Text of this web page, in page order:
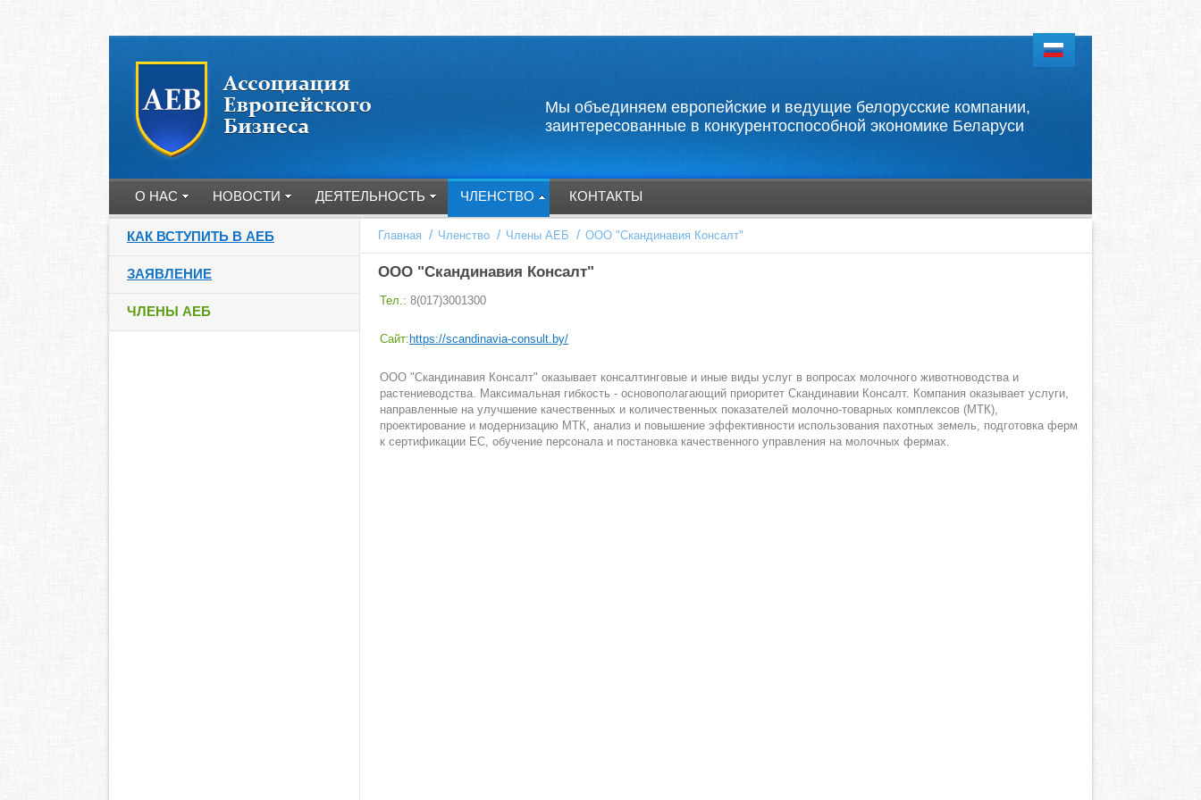
О НАС НОВОСТИ ДЕЯТЕЛЬНОСТЬ ЧЛЕНСТВО КОНТАКТЫ
Мы объединяем европейские и ведущие белорусские компании,
заинтересованные в конкурентоспособной экономике Беларуси
КАК ВСТУПИТЬ В АЕБ
ЗАЯВЛЕНИЕ
ЧЛЕНЫ АЕБ
Главная / Членство / Члены АЕБ / ООО "Скандинавия Консалт"
ООО "Скандинавия Консалт"
Тел.: 8(017)3001300
Cайт: https://scandinavia-consult.by/
ООО "Скандинавия Консалт" оказывает консалтинговые и иные виды услуг в вопросах молочного животноводства и
растениеводства. Максимальная гибкость - основополагающий приоритет Скандинавии Консалт. Компания оказывает услуги,
направленные на улучшение качественных и количественных показателей молочно-товарных комплексов (МТК),
проектирование и модернизацию МТК, анализ и повышение эффективности использования пахотных земель, подготовка ферм
к сертификации ЕС, обучение персонала и постановка качественного управления на молочных фермах.